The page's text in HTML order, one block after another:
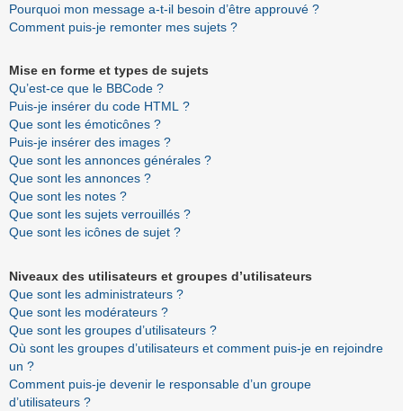
Pourquoi mon message a-t-il besoin d’être approuvé ?
Comment puis-je remonter mes sujets ?
Mise en forme et types de sujets
Qu’est-ce que le BBCode ?
Puis-je insérer du code HTML ?
Que sont les émoticônes ?
Puis-je insérer des images ?
Que sont les annonces générales ?
Que sont les annonces ?
Que sont les notes ?
Que sont les sujets verrouillés ?
Que sont les icônes de sujet ?
Niveaux des utilisateurs et groupes d’utilisateurs
Que sont les administrateurs ?
Que sont les modérateurs ?
Que sont les groupes d’utilisateurs ?
Où sont les groupes d’utilisateurs et comment puis-je en rejoindre
un ?
Comment puis-je devenir le responsable d’un groupe
d’utilisateurs ?